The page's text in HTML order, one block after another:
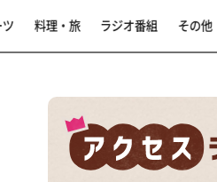
なるみ・岡村
料理・旅 ラジオ番組 その他